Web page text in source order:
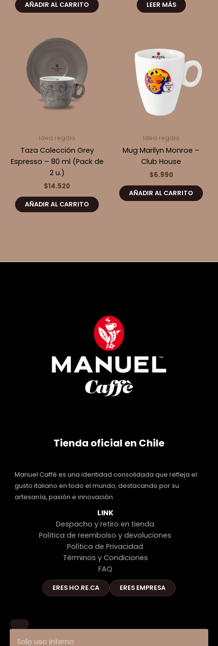
AÑADIR AL CARRITO LEER MÁS
Idea regalo
Taza Colección Grey
Espresso – 80 ml (Pack de
2 u.)
$14.520
AÑADIR AL CARRITO
Idea regalo
Mug Marilyn Monroe –
Club House
$6.990
AÑADIR AL CARRITO
Tienda oficial en Chile
Manuel Caffè es una identidad consolidada que refleja el
gusto italiano en todo el mundo, destacando por su
artesanía, pasión e innovación.
LINK
Despacho y retiro en tienda
Política de reembolso y devoluciones
Política de Privacidad
Términos y Condiciones
FAQ
ERES HO.RE.CA ERES EMPRESA
Solo uso interno